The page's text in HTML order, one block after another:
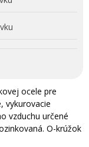
ocele pre
vykurovacie
vzduchu určené
O-krúžok